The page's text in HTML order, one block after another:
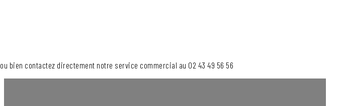
ou bien contactez directement notre service commercial au 02 43 49 56 56